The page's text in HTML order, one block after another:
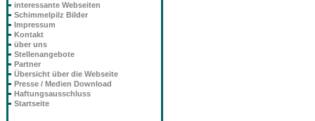
interessante Webseiten
Schimmelpilz Bilder
Impressum
Kontakt
über uns
Stellenangebote
Partner
Übersicht über die Webseite
Presse / Medien Download
Haftungsausschluss
Startseite